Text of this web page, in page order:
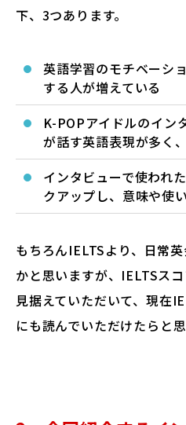
下、3つあります。
英語学習のモチベーシ
する人が増えている
K-POPアイドルのイン
が話す英語表現が多く
インタビューで使われ
クアップし、意味や使
もちろんIELTSより、日常
かと思いますが、IELTSス
見据えていただいて、現在
にも読んでいただけたらと